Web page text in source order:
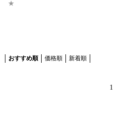
おすすめ順 価格順 新着順
1